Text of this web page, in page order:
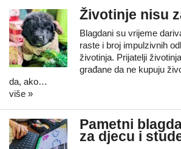
Životinje nisu
Blagdani su vrijeme
raste i broj impulzivnih
životinja. Prijatelji
građane da ne kupuju
da, ako…
više »
Pametni
za djecu i